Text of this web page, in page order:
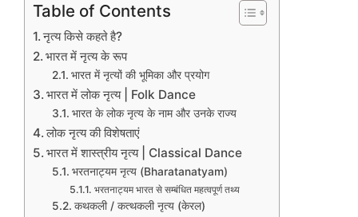
Table of Contents
नृत्य किसे कहते है?
भारत में नृत्य के रूप
भारत में नृत्यों की भूमिका और प्रयोग
भारत में लोक नृत्य | Folk Dance
भारत के लोक नृत्य के नाम और उनके राज्य
लोक नृत्य की विशेषताएं
भारत में शास्त्रीय नृत्य | Classical Dance
भरतनाट्यम नृत्य (Bharatanatyam)
भरतनाट्यम भारत से सम्बंधित महत्वपूर्ण तथ्य
कथकली / कत्थकली नृत्य (केरल)